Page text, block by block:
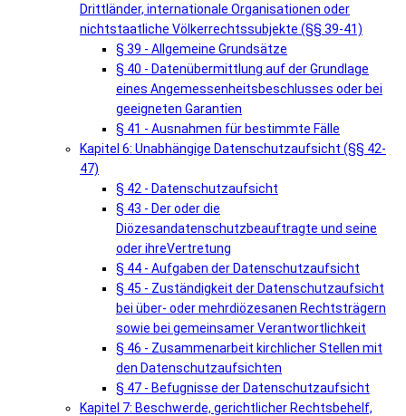
Drittländer, internationale Organisationen oder
nichtstaatliche Völkerrechtssubjekte (§§ 39-41)
§ 39 - Allgemeine Grundsätze
§ 40 - Datenübermittlung auf der Grundlage
eines Angemessenheitsbeschlusses oder bei
geeigneten Garantien
§ 41 - Ausnahmen für bestimmte Fälle
Kapitel 6: Unabhängige Datenschutzaufsicht (§§ 42-
47)
§ 42 - Datenschutzaufsicht
§ 43 - Der oder die
Diözesandatenschutzbeauftragte und seine
oder ihreVertretung
§ 44 - Aufgaben der Datenschutzaufsicht
§ 45 - Zuständigkeit der Datenschutzaufsicht
bei über- oder mehrdiözesanen Rechtsträgern
sowie bei gemeinsamer Verantwortlichkeit
§ 46 - Zusammenarbeit kirchlicher Stellen mit
den Datenschutzaufsichten
§ 47 - Befugnisse der Datenschutzaufsicht
Kapitel 7: Beschwerde, gerichtlicher Rechtsbehelf,